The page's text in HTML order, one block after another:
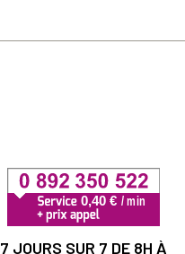
7 JOURS SUR 7 DE 8H À